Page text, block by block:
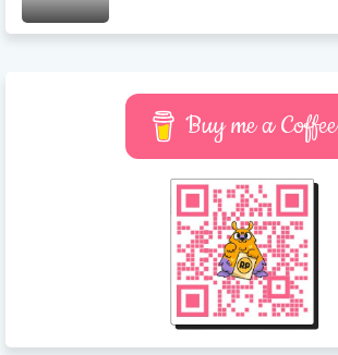
Buy me a Coffee